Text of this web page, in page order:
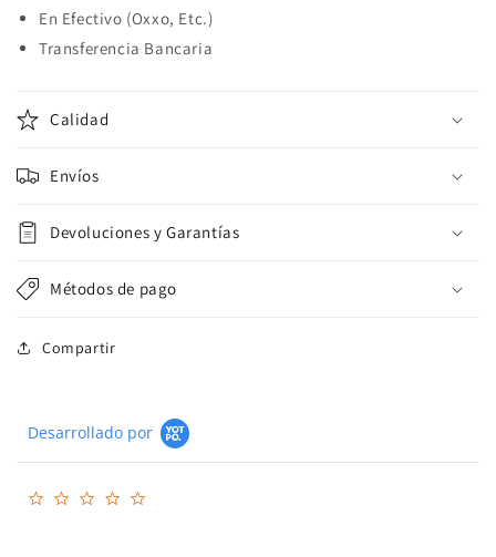
En Efectivo (Oxxo, Etc.)
Transferencia Bancaria
Calidad
Envíos
Devoluciones y Garantías
Métodos de pago
Compartir
Desarrollado por